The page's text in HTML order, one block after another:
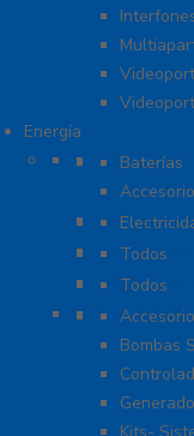
Energía
Baterías
Baterías
Cables
Todos
Lámparas
Todos
Energía
Bombas
Kits-